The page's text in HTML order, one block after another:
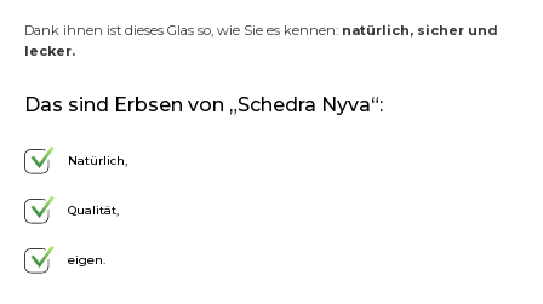
Dank ihnen ist dieses Glas so, wie Sie es kennen: natürlich, sicher und
lecker.
Das sind Erbsen von „Schedra Nyva“:
Natürlich,
Qualität,
eigen.